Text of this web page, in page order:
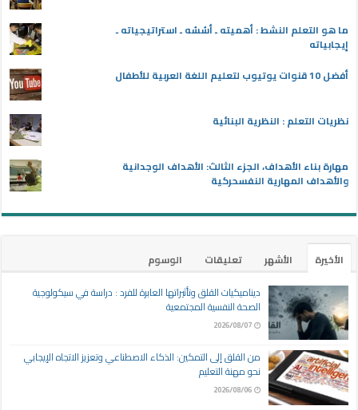
ما هو التعلم النشط : أهميته ـ أسُسُه ـ استراتيجياته ـ
إيجابياته
أفضل 10 قنوات يوتيوب لتعليم اللغة العربية للأطفال
نظريات التعلم : النظرية البنائية
مهارة بناء الأهداف، الجزء الثالث: الأهداف الوجدانية
والأهداف المهارية النفسحركية
الأخيرة الأشهر تعليقات
الوسوم
ديناميكيات القلق وتأثيراتها العابرة للفرد : دراسة في سيكولوجية
الصحة النفسية المجتمعية
2026/08/07
من القلق إلى التمكين: الذكاء الاصطناعي وتعزيز الاتجاه الإيجابي
نحو مهنة التعليم
2026/08/06